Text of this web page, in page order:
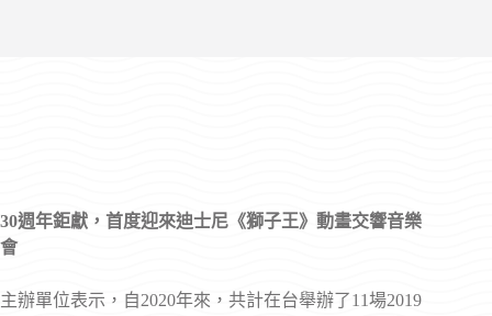
30週年鉅獻，首度迎來迪士尼《獅子王》動畫交響音樂
會
主辦單位表示，自2020年來，共計在台舉辦了11場2019